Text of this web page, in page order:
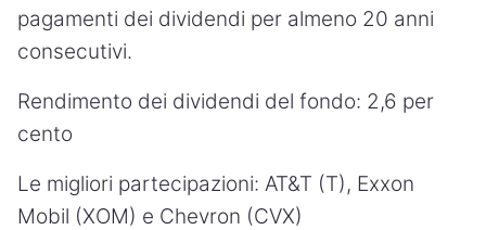
pagamenti dei dividendi per almeno 20 anni
consecutivi.
Rendimento dei dividendi del fondo: 2,6 per
cento
Le migliori partecipazioni: AT&T (T), Exxon
Mobil (XOM) e Chevron (CVX)